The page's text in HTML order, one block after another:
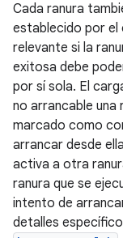
Cada ranura
establecido por el
relevante si la
exitosa debe
por sí sola. El
no arrancable una
marcado como
arrancar desde
activa a otra
ranura que se
intento de
detalles